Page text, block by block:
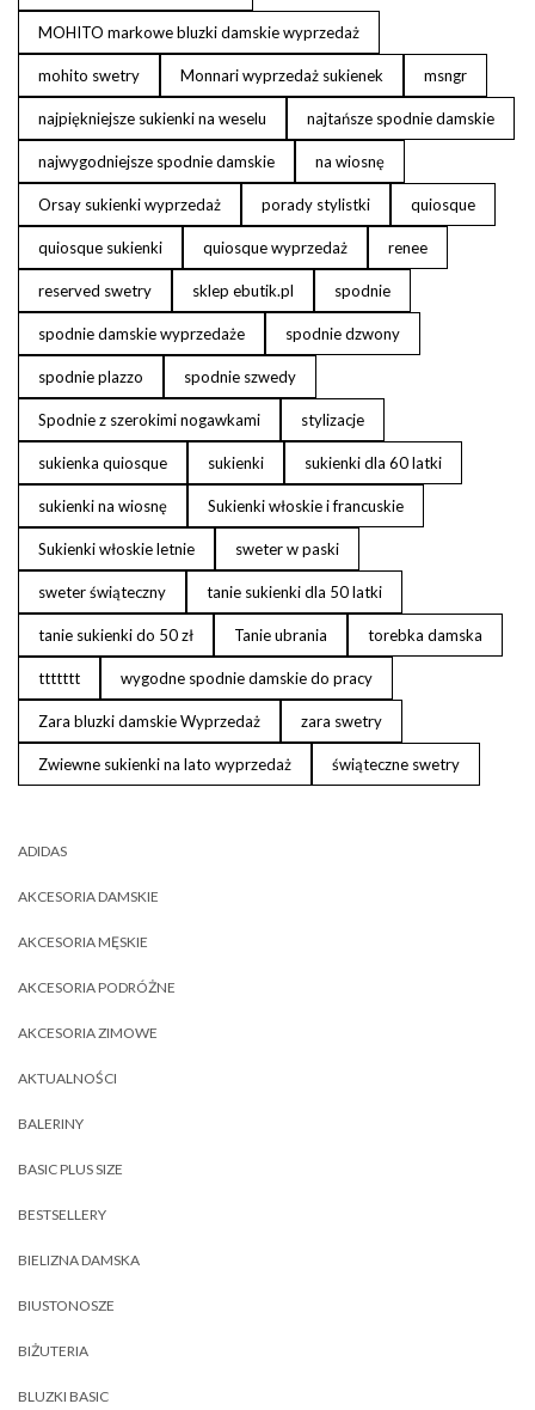
MOHITO markowe bluzki damskie wyprzedaż
mohito swetry Monnari wyprzedaż sukienek msngr
najpiękniejsze sukienki na weselu najtańsze spodnie damskie
najwygodniejsze spodnie damskie na wiosnę
Orsay sukienki wyprzedaż porady stylistki quiosque
quiosque sukienki quiosque wyprzedaż renee
reserved swetry sklep ebutik.pl spodnie
spodnie damskie wyprzedaże spodnie dzwony
spodnie plazzo spodnie szwedy
Spodnie z szerokimi nogawkami stylizacje
sukienka quiosque sukienki sukienki dla 60 latki
sukienki na wiosnę Sukienki włoskie i francuskie
Sukienki włoskie letnie sweter w paski
sweter świąteczny tanie sukienki dla 50 latki
tanie sukienki do 50 zł Tanie ubrania torebka damska
ttttttt wygodne spodnie damskie do pracy
Zara bluzki damskie Wyprzedaż zara swetry
Zwiewne sukienki na lato wyprzedaż świąteczne swetry
ADIDAS
AKCESORIA DAMSKIE
AKCESORIA MĘSKIE
AKCESORIA PODRÓŻNE
AKCESORIA ZIMOWE
AKTUALNOŚCI
BALERINY
BASIC PLUS SIZE
BESTSELLERY
BIELIZNA DAMSKA
BIUSTONOSZE
BIŻUTERIA
BLUZKI BASIC